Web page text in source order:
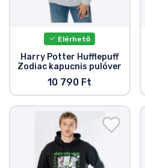
Elérhető
Harry Potter Hufflepuff
Zodiac kapucnis pulóver
10 790 Ft